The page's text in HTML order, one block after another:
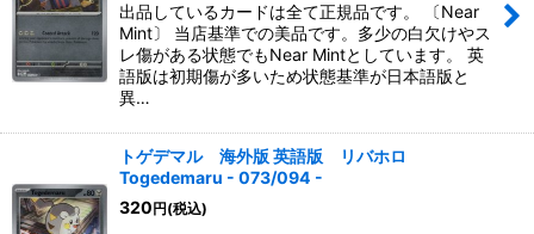
出品しているカードは全て正規品です。 〔Near
Mint〕 当店基準での美品です。多少の白欠けやス
レ傷がある状態でもNear Mintとしています。 英
語版は初期傷が多いため状態基準が日本語版と
異…
トゲデマル 海外版 英語版 リバホロ
Togedemaru - 073/094 -
320円(税込)